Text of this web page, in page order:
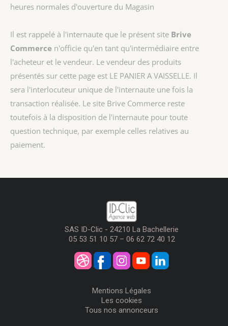
heures normales d'ouverture du Magasin
Il est rappelé à l'internaute que le présent site Brive
Commerce n'officie qu'en tant qu'intermédiaire entre
l'acheteur et le vendeur. Le vendeur des produits
présentés sur cette page est LE PANIER A VAISSELLE. Il
sera l'interlocuteur unique de l'internaute une fois la
transaction réalisée. Le site Brive Commerce reste
toutefois à la disposition de l'internaute pour toute
question technique, par exemple celles relatives au
paiement.
SAS ID-Clic - 24210 La Bachellerie
05 53 51 10 57 – 06 62 72 40 12
Mentions Légales
Les cookies
Tous nos annonceurs